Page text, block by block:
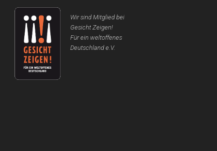
Wir sind Mitglied bei
Gesicht Zeigen!
Für ein weltoffenes
Deutschland e.V.